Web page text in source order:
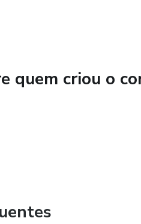
quem criou o